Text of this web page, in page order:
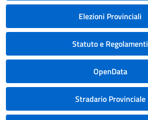
Elezioni Provinciali
Statuto e Regolamenti
OpenData
Stradario Provinciale